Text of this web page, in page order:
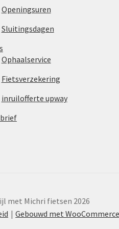
Openingsuren
Sluitingsdagen
Ophaalservice
Fietsverzekering
inruilofferte upway
met Michri fietsen 2026
Gebouwd met